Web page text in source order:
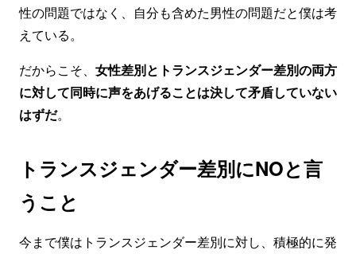
性の問題ではなく、自分も含めた男性の問題だと僕は考
えている。
だからこそ、 女性差別とトランスジェンダー差別の両方
に対して同時に声をあげることは決して矛盾していない
はずだ。
トランスジェンダー差別にNOと言
うこと
今まで僕はトランスジェンダー差別に対し、積極的に発